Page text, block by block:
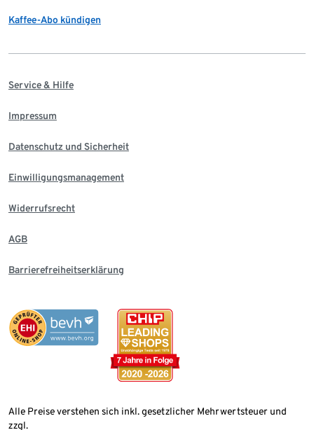
Kaffee-Abo kündigen
Service & Hilfe
Impressum
Datenschutz und Sicherheit
Einwilligungsmanagement
Widerrufsrecht
AGB
Barrierefreiheitserklärung
Alle Preise verstehen sich inkl. gesetzlicher Mehrwertsteuer und
zzgl.